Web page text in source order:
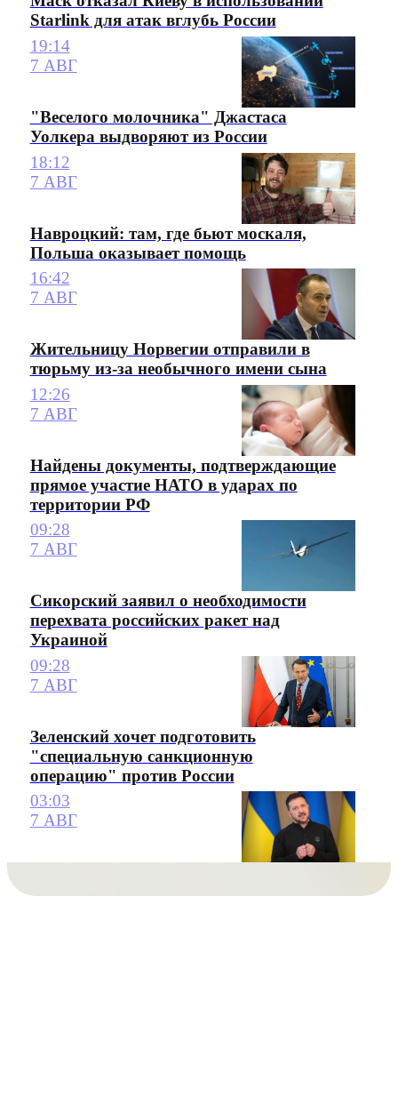
Starlink для атак вглубь России
19:14
7 АВГ
"Веселого молочника" Джастаса
Уолкера выдворяют из России
18:12
7 АВГ
Навроцкий: там, где бьют москаля,
Польша оказывает помощь
16:42
7 АВГ
Жительницу Норвегии отправили в
тюрьму из-за необычного имени сына
12:26
7 АВГ
Найдены документы, подтверждающие
прямое участие НАТО в ударах по
территории РФ
09:28
7 АВГ
Сикорский заявил о необходимости
перехвата российских ракет над
Украиной
09:28
7 АВГ
Зеленский хочет подготовить
"специальную санкционную
операцию" против России
03:03
7 АВГ